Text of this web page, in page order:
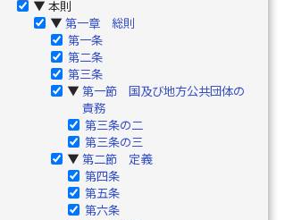
▶ 本則
▶ 第一章 総則
第一条
第二条
第三条
▶ 第一節 国及び地方公共団体の
責務
第三条の二
第三条の三
▶ 第二節 定義
第四条
第五条
第六条